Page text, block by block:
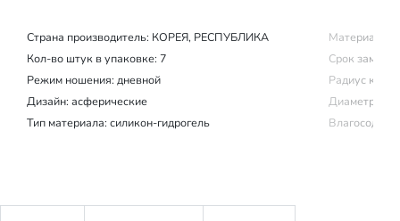
Страна производитель: КОРЕЯ, РЕСПУБЛИКА
Кол-во штук в упаковке: 7
Режим ношения: дневной
Дизайн: асферические
Тип материала: силикон-гидрогель
Материал
Срок замены
Радиус
Диаметр: